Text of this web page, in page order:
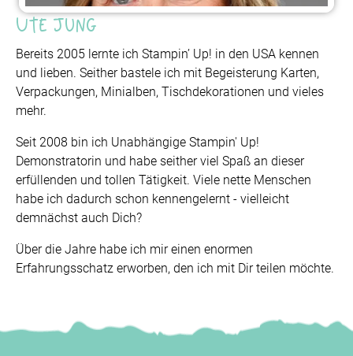
Ute Jung
Bereits 2005 lernte ich Stampin’ Up! in den USA kennen
und lieben. Seither bastele ich mit Begeisterung Karten,
Verpackungen, Minialben, Tischdekorationen und vieles
mehr.
Seit 2008 bin ich Unabhängige Stampin' Up!
Demonstratorin und habe seither viel Spaß an dieser
erfüllenden und tollen Tätigkeit. Viele nette Menschen
habe ich dadurch schon kennengelernt - vielleicht
demnächst auch Dich?
Über die Jahre habe ich mir einen enormen
Erfahrungsschatz erworben, den ich mit Dir teilen möchte.